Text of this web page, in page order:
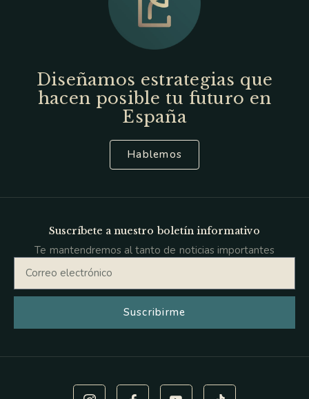
Diseñamos estrategias que
hacen posible tu futuro en
España
Hablemos
Suscríbete a nuestro boletín informativo
Te mantendremos al tanto de noticias importantes
Suscribirme